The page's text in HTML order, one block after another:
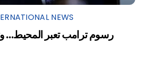
NEWS
رسوم ترامب تعبر المحيط…